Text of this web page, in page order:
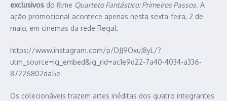
exclusivos do filme Quarteto Fantástico: Primeiros Passos. A
ação promocional acontece apenas nesta sexta-feira, 2 de
maio, em cinemas da rede Regal.
https://www.instagram.com/p/DJJ9OxuJ8yL/?
utm_source=ig_embed&ig_rid=ac1e9d22-7a40-4034-a336-
87226802da5e
Os colecionáveis trazem artes inéditas dos quatro integrantes